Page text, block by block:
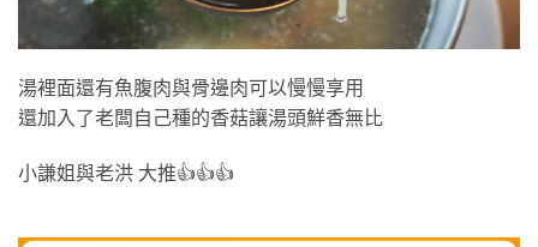
湯裡面還有魚腹肉與骨邊肉可以慢慢享用
還加入了老闆自己種的香菇讓湯頭鮮香無比
小謙姐與老洪 大推👍👍👍